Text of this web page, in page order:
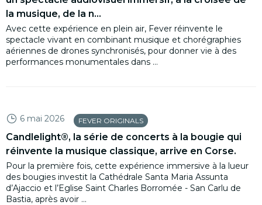
la musique, de la n...
Avec cette expérience en plein air, Fever réinvente le
spectacle vivant en combinant musique et chorégraphies
aériennes de drones synchronisés, pour donner vie à des
performances monumentales dans ...
6 mai 2026 FEVER ORIGINALS
Candlelight®, la série de concerts à la bougie qui
réinvente la musique classique, arrive en Corse.
Pour la première fois, cette expérience immersive à la lueur
des bougies investit la Cathédrale Santa Maria Assunta
d’Ajaccio et l’Eglise Saint Charles Borromée - San Carlu de
Bastia, après avoir ...